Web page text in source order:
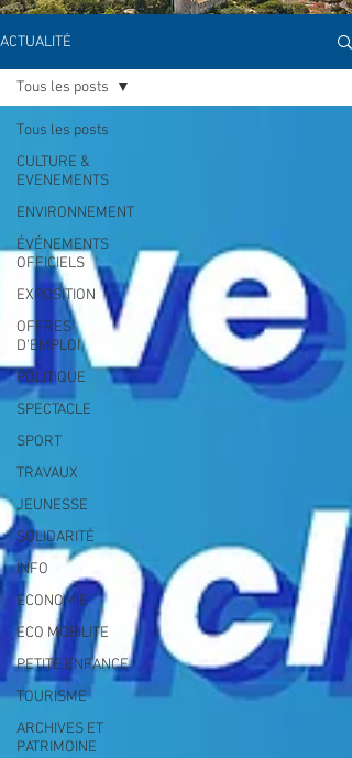
ACTUALITÉ
Tous les posts
CULTURE &
EVENEMENTS
ENVIRONNEMENT
ÉVÉNEMENTS
OFFICIELS
EXPOSITION
OFFRES
D'EMPLOI
POLITIQUE
SPECTACLE
SPORT
TRAVAUX
JEUNESSE
SOLIDARITÉ
INFO
ECONOMIE
ECO MOBILITE
PETITE ENFANCE
TOURISME
ARCHIVES ET
PATRIMOINE
Tous les posts